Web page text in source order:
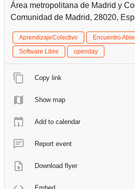
Área metropolitana de Madrid y
Comunidad de Madrid, 28020,
AprendizajeColectivo Encuentro
Software Libre
openday
Copy link
Show map
Add to calendar
Report event
Download flyer